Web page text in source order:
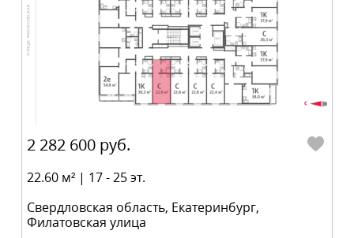
2 282 600 руб.
22.60 м² | 17 - 25 эт.
Свердловская область, Екатеринбург,
Филатовская улица